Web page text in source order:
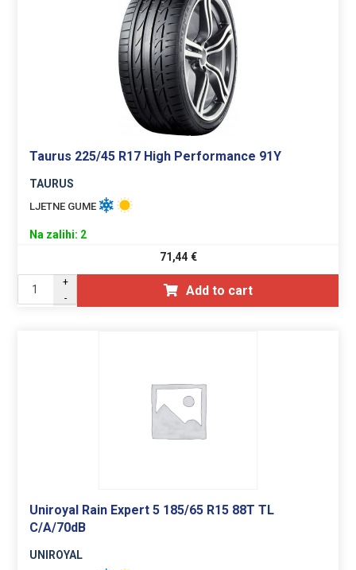
Taurus 225/45 R17 High Performance 91Y
TAURUS
LJETNE GUME
Na zalihi: 2
71,44 €
+
-
Add to cart
Uniroyal Rain Expert 5 185/65 R15 88T TL
C/A/70dB
UNIROYAL